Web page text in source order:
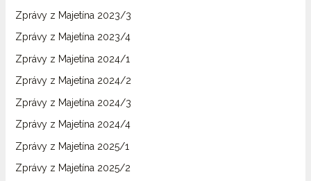
Zprávy z Majetína 2023/3
Zprávy z Majetína 2023/4
Zprávy z Majetína 2024/1
Zprávy z Majetína 2024/2
Zprávy z Majetína 2024/3
Zprávy z Majetína 2024/4
Zprávy z Majetína 2025/1
Zprávy z Majetína 2025/2